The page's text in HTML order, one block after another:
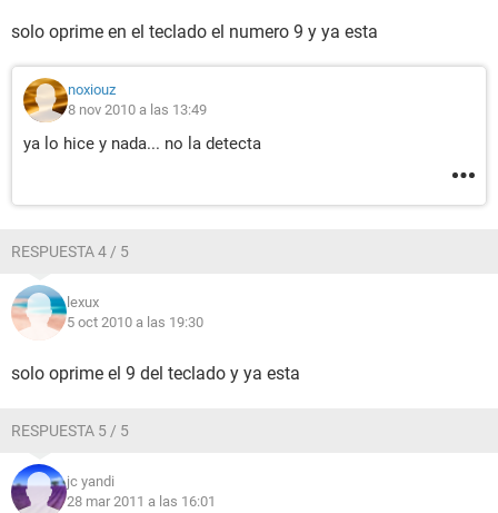
solo oprime en el teclado el numero 9 y ya esta
noxiouz
8 nov 2010 a las 13:49
ya lo hice y nada... no la detecta
RESPUESTA 4 / 5
lexux
5 oct 2010 a las 19:30
solo oprime el 9 del teclado y ya esta
RESPUESTA 5 / 5
jc yandi
28 mar 2011 a las 16:01